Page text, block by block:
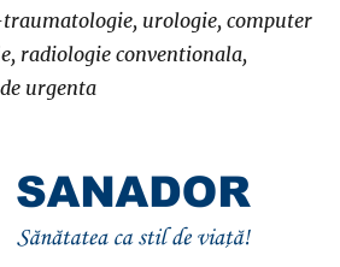
urologie, computer
radiologie conventionala,
urgenta